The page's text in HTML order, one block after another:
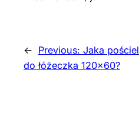
← Previous: Jaka pościel
do łóżeczka 120×60?